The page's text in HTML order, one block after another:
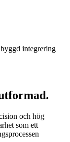
integrering
och hög
som ett